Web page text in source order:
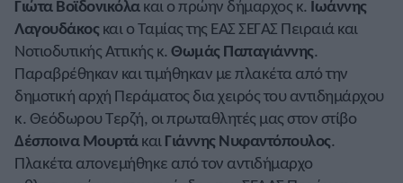
Γιώτα Βοϊδονικόλακαι ο πρώην δήμαρχος κ. Ιωάννης
Λαγουδάκοςκαι ο Ταμίας της ΕΑΣ ΣΕΓΑΣ Πειραιά και
Νοτιοδυτικής Αττικής κ. Θωμάς Παπαγιάννης.
Παραβρέθηκαν και τιμήθηκαν με πλακέτα από την
δημοτική αρχή Περάματος δια χειρός του αντιδημάρχου
κ. Θεόδωρου Τερζή, οι πρωταθλητές μας στον στίβο
Δέσποινα ΜουρτάκαιΓιάννης Νυφαντόπουλος.
Πλακέτα απονεμήθηκε από τον αντιδήμαρχο